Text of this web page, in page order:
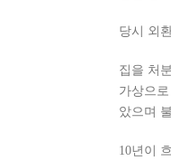
당시 외
집을 처
가상으
았으며
10년이